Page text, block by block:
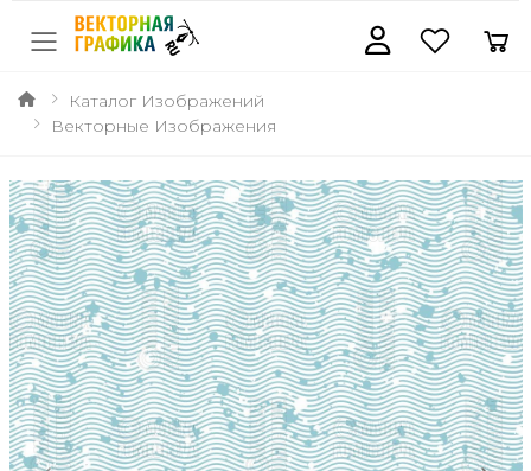
Каталог Изображений
Векторные Изображения